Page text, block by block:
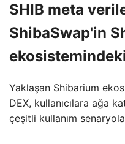
SHIB meta
ShibaSwap'in
Yaklaşan Shibarium
DEX, kullanıcılara ağa
çeşitli kullanım